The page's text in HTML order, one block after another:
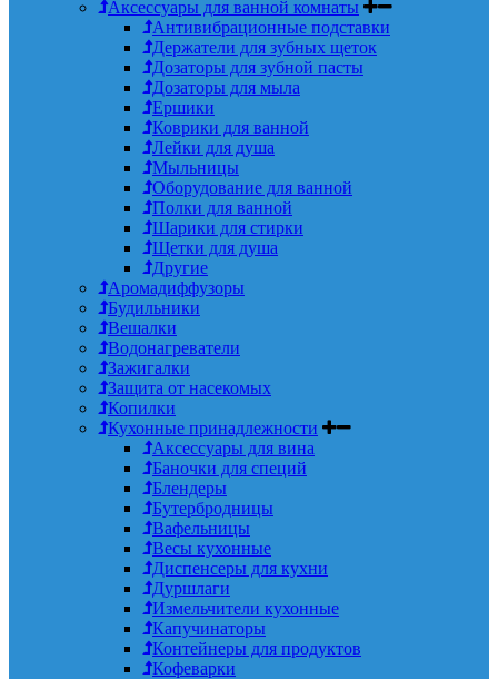
Аксессуары для ванной комнаты
Антивибрационные подставки
Держатели для зубных щеток
Дозаторы для зубной пасты
Дозаторы для мыла
Ершики
Коврики для ванной
Лейки для душа
Мыльницы
Оборудование для ванной
Полки для ванной
Шарики для стирки
Щетки для душа
Другие
Аромадиффузоры
Будильники
Вешалки
Водонагреватели
Зажигалки
Защита от насекомых
Копилки
Кухонные принадлежности
Аксессуары для вина
Баночки для специй
Блендеры
Бутербродницы
Вафельницы
Весы кухонные
Диспенсеры для кухни
Дуршлаги
Измельчители кухонные
Капучинаторы
Контейнеры для продуктов
Кофеварки